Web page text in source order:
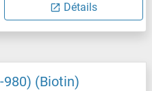
Détails
980) (Biotin)